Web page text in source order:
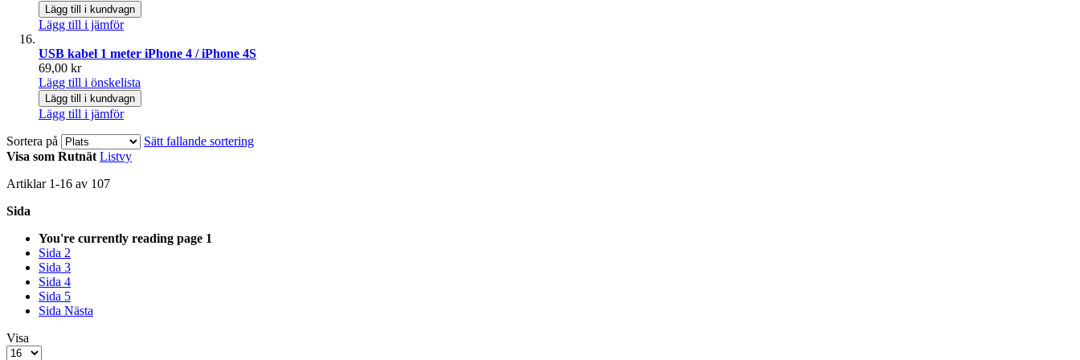
Lägg till i kundvagn
Lägg till i jämför
USB kabel 1 meter iPhone 4 / iPhone 4S
69,00 kr
Lägg till i önskelista
Lägg till i kundvagn
Lägg till i jämför
Sortera på
Sätt fallande sortering
Visa som Rutnät Listvy
Artiklar 1-16 av 107
Sida
You're currently reading page 1
Sida 2
Sida 3
Sida 4
Sida 5
Sida Nästa
Visa